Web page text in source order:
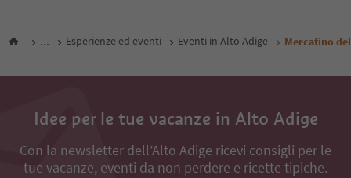
... Esperienze ed eventi Eventi in Alto Adige Mercatino
Idee per le tue vacanze in Alto Adige
Con la newsletter dell’Alto Adige ricevi consigli per le
tue vacanze, eventi da non perdere e ricette tipiche.